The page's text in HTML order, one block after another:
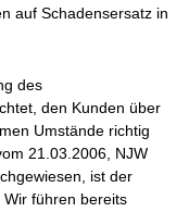
auf Schadensersatz in
des
den Kunden über
Umstände richtig
21.03.2006, NJW
ist der
führen bereits